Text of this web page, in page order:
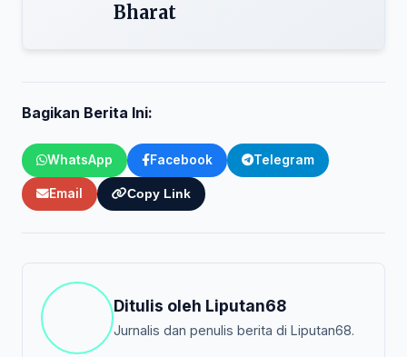
Bharat
Bagikan Berita Ini:
WhatsApp Facebook Telegram
Email Copy Link
Ditulis oleh Liputan68
Jurnalis dan penulis berita di Liputan68.